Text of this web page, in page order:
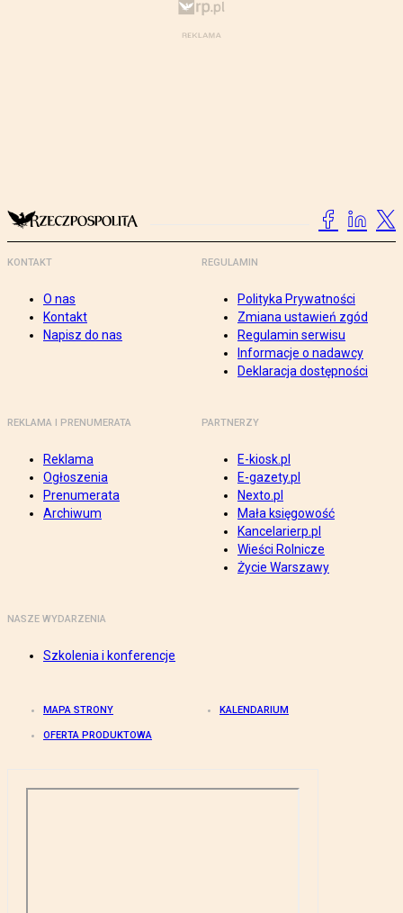
KONTAKT
O nas
Kontakt
Napisz do nas
REGULAMIN
Polityka Prywatności
Zmiana ustawień zgód
Regulamin serwisu
Informacje o nadawcy
Deklaracja dostępności
REKLAMA I PRENUMERATA
Reklama
Ogłoszenia
Prenumerata
Archiwum
PARTNERZY
E-kiosk.pl
E-gazety.pl
Nexto.pl
Mała księgowość
Kancelarierp.pl
Wieści Rolnicze
Życie Warszawy
NASZE WYDARZENIA
Szkolenia i konferencje
MAPA STRONY KALENDARIUM
OFERTA PRODUKTOWA